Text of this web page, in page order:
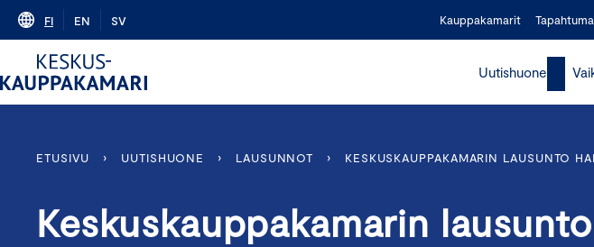
Skip
content
FI EN SV Kauppakamarit
Uutishuone
ETUSIVU › UUTISHUONE › LAUSUNNOT › KESKUSKAUPPAKAMARIN LAUSUNTO
Keskuskauppakamarin